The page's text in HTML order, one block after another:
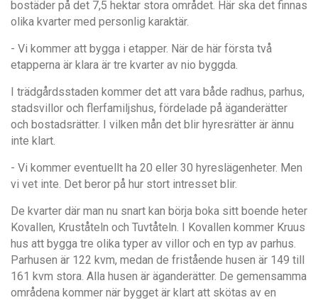
bostäder på det 7,5 hektar stora området. Här ska det finnas
olika kvarter med personlig karaktär.
- Vi kommer att bygga i etapper. När de här första två
etapperna är klara är tre kvarter av nio byggda.
I trädgårdsstaden kommer det att vara både radhus, parhus,
stadsvillor och flerfamiljshus, fördelade på äganderätter
och bostadsrätter. I vilken mån det blir hyresrätter är ännu
inte klart.
- Vi kommer eventuellt ha 20 eller 30 hyreslägenheter. Men
vi vet inte. Det beror på hur stort intresset blir.
De kvarter där man nu snart kan börja boka sitt boende heter
Kovallen, Kruståteln och Tuvtåteln. I Kovallen kommer Kruus
hus att bygga tre olika typer av villor och en typ av parhus.
Parhusen är 122 kvm, medan de fristående husen är 149 till
161 kvm stora. Alla husen är äganderätter. De gemensamma
områdena kommer när bygget är klart att skötas av en